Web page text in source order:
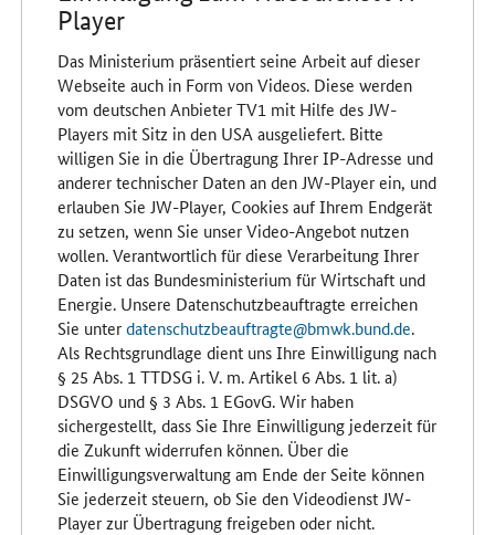
Player
Das Ministerium präsentiert seine Arbeit auf dieser
Webseite auch in Form von Videos. Diese werden
vom deutschen Anbieter TV1 mit Hilfe des JW-
Players mit Sitz in den USA ausgeliefert. Bitte
willigen Sie in die Übertragung Ihrer IP-Adresse und
anderer technischer Daten an den JW-Player ein, und
erlauben Sie JW-Player, Cookies auf Ihrem Endgerät
zu setzen, wenn Sie unser Video-Angebot nutzen
wollen. Verantwortlich für diese Verarbeitung Ihrer
Daten ist das Bundesministerium für Wirtschaft und
Energie. Unsere Datenschutzbeauftragte erreichen
Sie unterdatenschutzbeauftragte@bmwk.bund.de.
Als Rechtsgrundlage dient uns Ihre Einwilligung nach
§ 25 Abs. 1 TTDSG i. V. m. Artikel 6 Abs. 1 lit. a)
DSGVO und § 3 Abs. 1 EGovG. Wir haben
sichergestellt, dass Sie Ihre Einwilligung jederzeit für
die Zukunft widerrufen können. Über die
Einwilligungsverwaltung am Ende der Seite können
Sie jederzeit steuern, ob Sie den Videodienst JW-
Player zur Übertragung freigeben oder nicht.